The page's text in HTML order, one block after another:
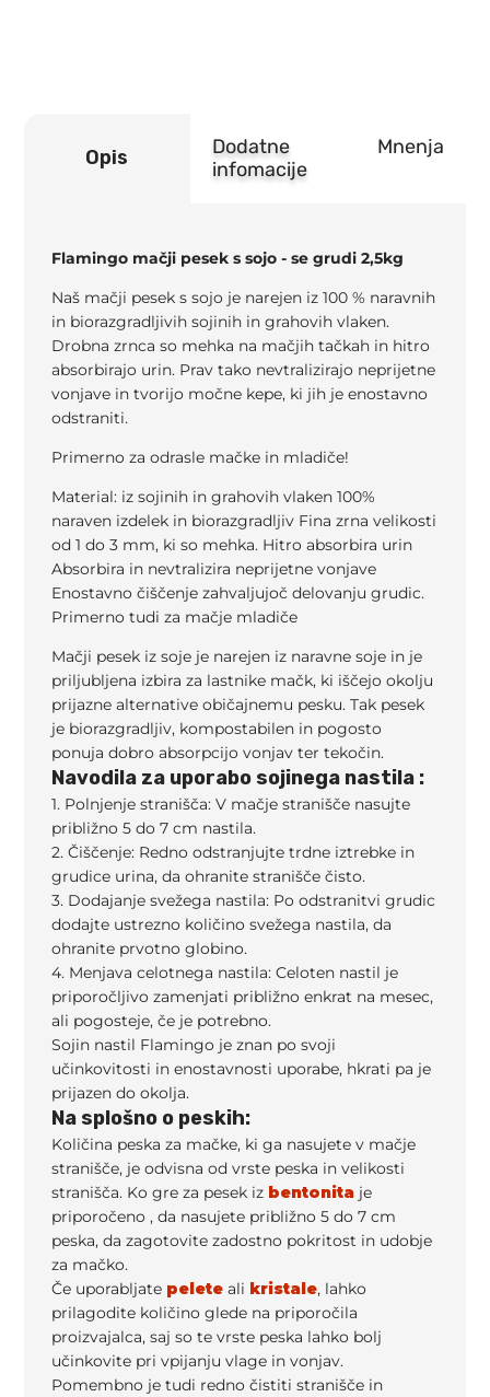
Opis
Dodatne
infomacije
Mnenja
Flamingo mačji pesek s sojo - se grudi 2,5kg
Naš mačji pesek s sojo je narejen iz 100 % naravnih
in biorazgradljivih sojinih in grahovih vlaken.
Drobna zrnca so mehka na mačjih tačkah in hitro
absorbirajo urin. Prav tako nevtralizirajo neprijetne
vonjave in tvorijo močne kepe, ki jih je enostavno
odstraniti.
Primerno za odrasle mačke in mladiče!
Material: iz sojinih in grahovih vlaken 100%
naraven izdelek in biorazgradljiv Fina zrna velikosti
od 1 do 3 mm, ki so mehka. Hitro absorbira urin
Absorbira in nevtralizira neprijetne vonjave
Enostavno čiščenje zahvaljujoč delovanju grudic.
Primerno tudi za mačje mladiče
Mačji pesek iz soje je narejen iz naravne soje in je
priljubljena izbira za lastnike mačk, ki iščejo okolju
prijazne alternative običajnemu pesku. Tak pesek
je biorazgradljiv, kompostabilen in pogosto
ponuja dobro absorpcijo vonjav ter tekočin.
Navodila za uporabo sojinega nastila :
1. Polnjenje stranišča: V mačje stranišče nasujte
približno 5 do 7 cm nastila.
2. Čiščenje: Redno odstranjujte trdne iztrebke in
grudice urina, da ohranite stranišče čisto.
3. Dodajanje svežega nastila: Po odstranitvi grudic
dodajte ustrezno količino svežega nastila, da
ohranite prvotno globino.
4. Menjava celotnega nastila: Celoten nastil je
priporočljivo zamenjati približno enkrat na mesec,
ali pogosteje, če je potrebno.
Sojin nastil Flamingo je znan po svoji
učinkovitosti in enostavnosti uporabe, hkrati pa je
prijazen do okolja.
Na splošno o peskih:
Količina peska za mačke, ki ga nasujete v mačje
stranišče, je odvisna od vrste peska in velikosti
stranišča. Ko gre za pesek iz bentonita je
priporočeno , da nasujete približno 5 do 7 cm
peska, da zagotovite zadostno pokritost in udobje
za mačko.
Če uporabljate pelete ali kristale, lahko
prilagodite količino glede na priporočila
proizvajalca, saj so te vrste peska lahko bolj
učinkovite pri vpijanju vlage in vonjav.
Pomembno je tudi redno čistiti stranišče in